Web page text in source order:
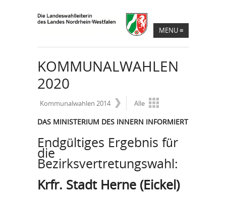
MENU≡
KOMMUNALWAHLEN
2020
Kommunalwahlen 2014 Alle
DAS MINISTERIUM DES INNERN INFORMIERT
Endgültiges Ergebnis für
die
Bezirksvertretungswahl:
Krfr. Stadt Herne (Eickel)